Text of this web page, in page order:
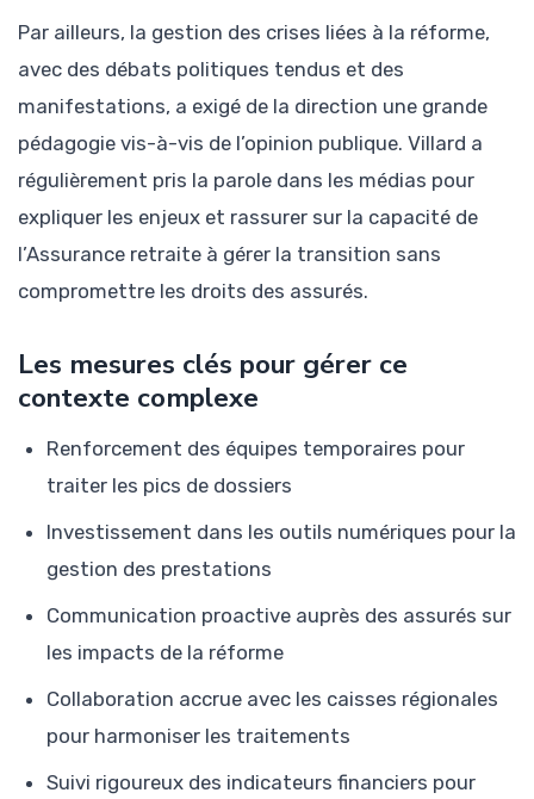
Par ailleurs, la gestion des crises liées à la réforme,
avec des débats politiques tendus et des
manifestations, a exigé de la direction une grande
pédagogie vis-à-vis de l’opinion publique. Villard a
régulièrement pris la parole dans les médias pour
expliquer les enjeux et rassurer sur la capacité de
l’Assurance retraite à gérer la transition sans
compromettre les droits des assurés.
Les mesures clés pour gérer ce
contexte complexe
Renforcement des équipes temporaires pour
traiter les pics de dossiers
Investissement dans les outils numériques pour la
gestion des prestations
Communication proactive auprès des assurés sur
les impacts de la réforme
Collaboration accrue avec les caisses régionales
pour harmoniser les traitements
Suivi rigoureux des indicateurs financiers pour